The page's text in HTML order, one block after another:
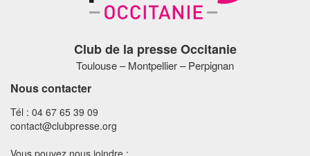
Club de la presse Occitanie
Toulouse – Montpellier – Perpignan
Nous contacter
Tél : 04 67 65 39 09
contact@clubpresse.org
Vous pouvez nous joindre :